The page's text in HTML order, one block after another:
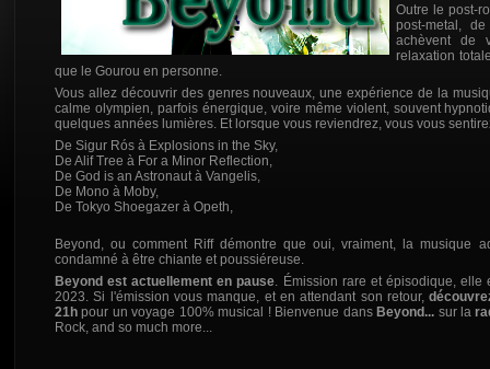
Outre le post-
post-metal,
achèvent de
relaxation
que le Gourou en personne.
Vous allez découvrir des genres nouveaux, une expérience de la
calme olympien, parfois énergique, voire même violent, souvent
quelques années lumières. Et lorsque vous reviendrez, vous vous
De Sigur Rós à Explosions in the Sky,
De Alif Tree à For a Minor Reflection,
De God is an Astronaut à Vangelis,
De Mono à Moby,
De Tokyo Shoegazer à Opeth,
Beyond, ou comment Riff démontre que oui, vraiment, la musique
condamné à être chiante et poussiéreuse.
Beyond est actuellement en pause . Émission rare et épisodique,
2023. Si l'émission vous manque, et en attendant son retour,
21h pour un voyage 100% musical ! Bienvenue dansBeyond... sur la
Rock, and so much more...